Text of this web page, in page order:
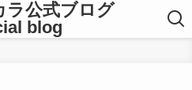
ラ公式ブログ
blog